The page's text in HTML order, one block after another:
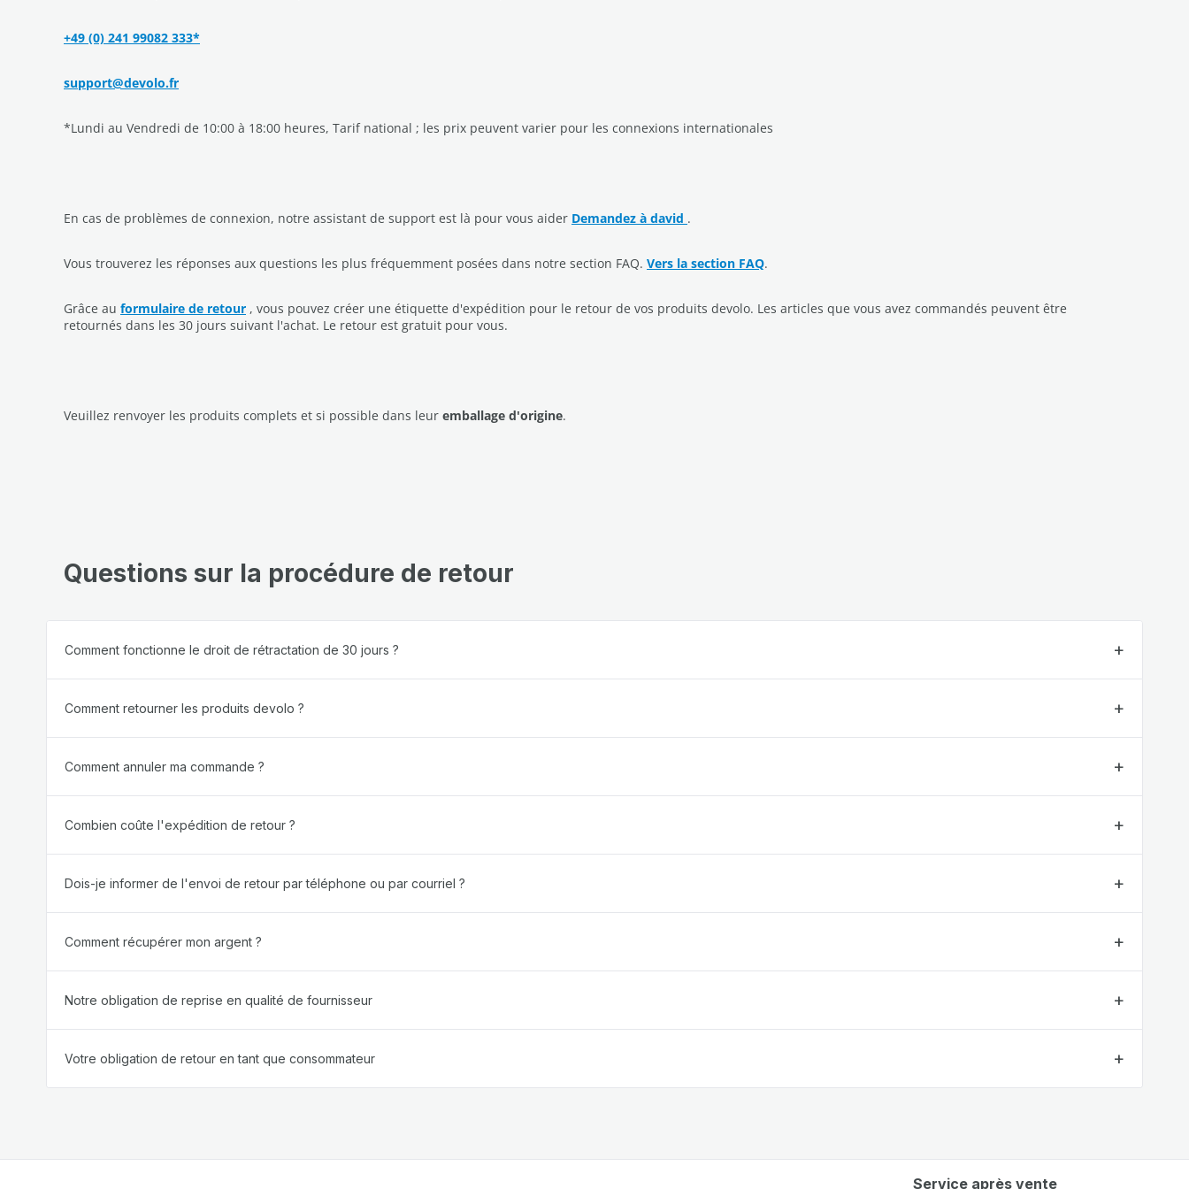
+49 (0) 241 99082 333*
support@devolo.fr
*Lundi au Vendredi de 10:00 à 18:00 heures, Tarif national ; les prix peuvent varier pour les connexions internationales
En cas de problèmes de connexion, notre assistant de support est là pour vous aider Demandez à david .
Vous trouverez les réponses aux questions les plus fréquemment posées dans notre section FAQ. Vers la section FAQ.
Grâce au formulaire de retour , vous pouvez créer une étiquette d'expédition pour le retour de vos produits devolo. Les articles que vous avez commandés peuvent être
retournés dans les 30 jours suivant l'achat. Le retour est gratuit pour vous.
Veuillez renvoyer les produits complets et si possible dans leur emballage d'origine.
Questions sur la procédure de retour
Comment fonctionne le droit de rétractation de 30 jours ?
Comment retourner les produits devolo ?
Comment annuler ma commande ?
Combien coûte l'expédition de retour ?
Dois-je informer de l'envoi de retour par téléphone ou par courriel ?
Comment récupérer mon argent ?
Notre obligation de reprise en qualité de fournisseur
Votre obligation de retour en tant que consommateur
Service après vente